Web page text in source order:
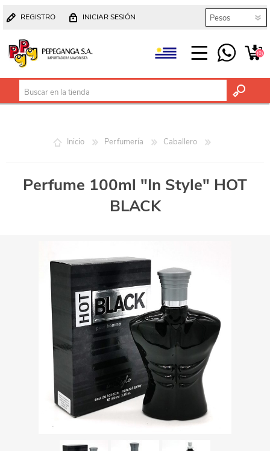
REGISTRO INICIAR SESIÓN
(0)
Inicio Perfumería Caballero
Perfume 100ml "In Style" HOT
BLACK